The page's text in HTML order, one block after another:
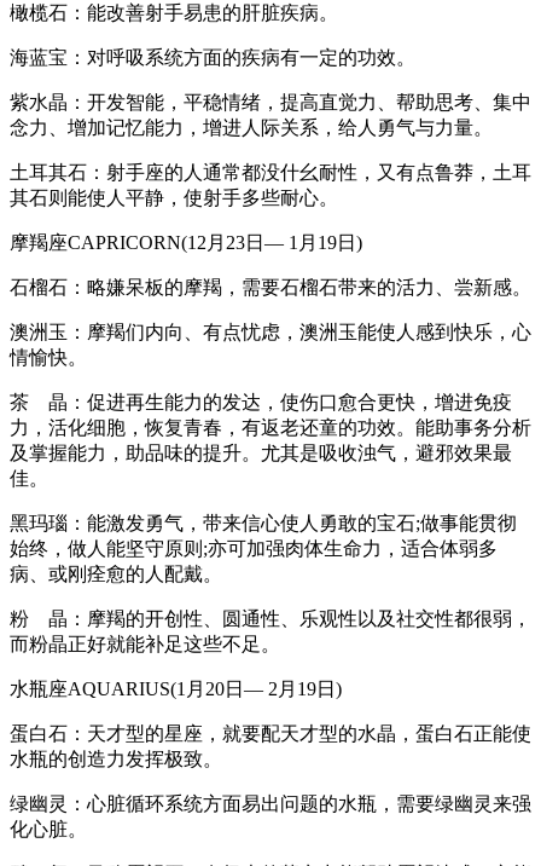
橄榄石：能改善射手易患的肝脏疾病。
海蓝宝：对呼吸系统方面的疾病有一定的功效。
紫水晶：开发智能，平稳情绪，提高直觉力、帮助思考、集中
念力、增加记忆能力，增进人际关系，给人勇气与力量。
土耳其石：射手座的人通常都没什幺耐性，又有点鲁莽，土耳
其石则能使人平静，使射手多些耐心。
摩羯座CAPRICORN(12月23日— 1月19日)
石榴石：略嫌呆板的摩羯，需要石榴石带来的活力、尝新感。
澳洲玉：摩羯们内向、有点忧虑，澳洲玉能使人感到快乐，心
情愉快。
茶 晶：促进再生能力的发达，使伤口愈合更快，增进免疫
力，活化细胞，恢复青春，有返老还童的功效。能助事务分析
及掌握能力，助品味的提升。尤其是吸收浊气，避邪效果最
佳。
黑玛瑙：能激发勇气，带来信心使人勇敢的宝石;做事能贯彻
始终，做人能坚守原则;亦可加强肉体生命力，适合体弱多
病、或刚痊愈的人配戴。
粉 晶：摩羯的开创性、圆通性、乐观性以及社交性都很弱，
而粉晶正好就能补足这些不足。
水瓶座AQUARIUS(1月20日— 2月19日)
蛋白石：天才型的星座，就要配天才型的水晶，蛋白石正能使
水瓶的创造力发挥极致。
绿幽灵：心脏循环系统方面易出问题的水瓶，需要绿幽灵来强
化心脏。